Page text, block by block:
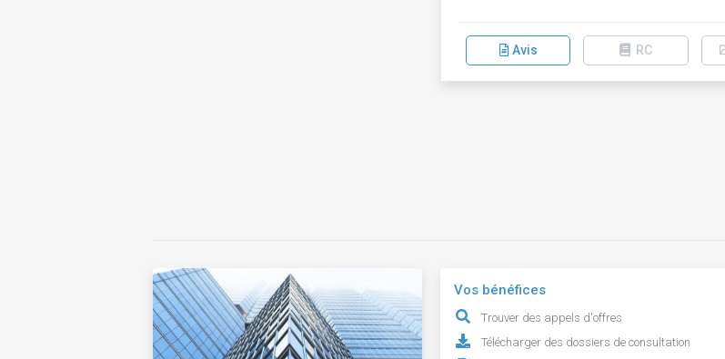
Avis RC
Vos bénéfices
Trouver des appels d'offres
Télécharger des dossiers de consultation